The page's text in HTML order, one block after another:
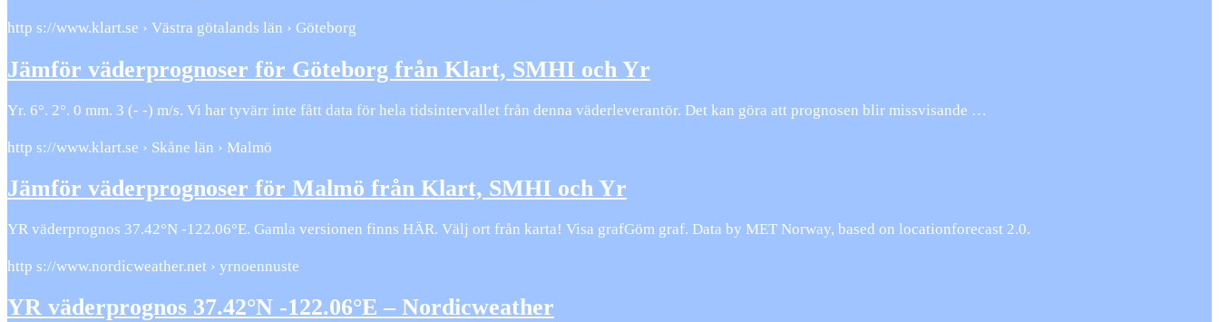
http s://www.klart.se › Västra götalands län › Göteborg
Jämför väderprognoser för Göteborg från Klart, SMHI och Yr
Yr. 6°. 2°. 0 mm. 3 (- -) m/s. Vi har tyvärr inte fått data för hela tidsintervallet från denna väderleverantör. Det kan göra att prognosen blir missvisande …
http s://www.klart.se › Skåne län › Malmö
Jämför väderprognoser för Malmö från Klart, SMHI och Yr
YR väderprognos 37.42°N -122.06°E. Gamla versionen finns HÄR. Välj ort från karta! Visa grafGöm graf. Data by MET Norway, based on locationforecast 2.0.
http s://www.nordicweather.net › yrnoennuste
YR väderprognos 37.42°N -122.06°E – Nordicweather